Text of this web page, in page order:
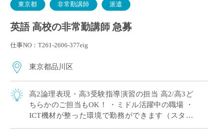
東京都 非常勤講師 派遣
英語 高校の非常勤講師 急募
仕事NO：T261-2606-377eig
東京都品川区
高2論理表現・高3受験指導演習の担当 高2/高3ど
ちらかのご担当もOK！ ・ミドル活躍中の職場 ・
ICT機材が整った環境で勤務ができます（スタデ